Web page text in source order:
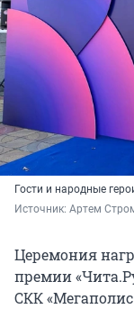
Гости и народные
Источник: Артем
Церемония
премии
СКК